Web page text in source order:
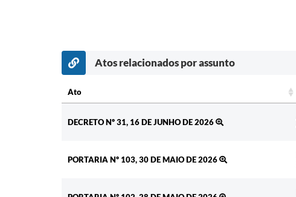
Atos relacionados por assunto
Ato
DECRETO Nº 31, 16 DE JUNHO DE 2026
PORTARIA Nº 103, 30 DE MAIO DE 2026